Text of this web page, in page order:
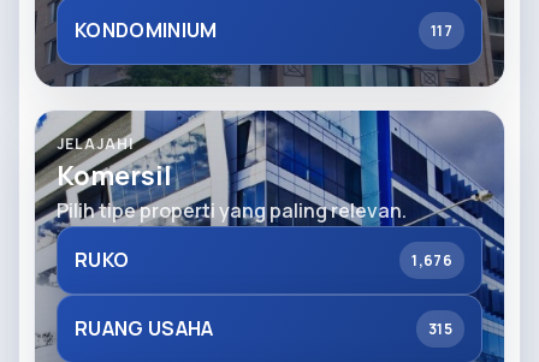
KONDOMINIUM 117
JELAJAHI
Komersil
Pilih tipe properti yang paling relevan.
RUKO
1,676
RUANG USAHA 315